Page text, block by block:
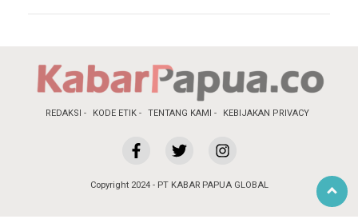
REDAKSI KODE ETIK TENTANG KAMI KEBIJAKAN PRIVACY
Copyright 2024 - PT KABAR PAPUA GLOBAL